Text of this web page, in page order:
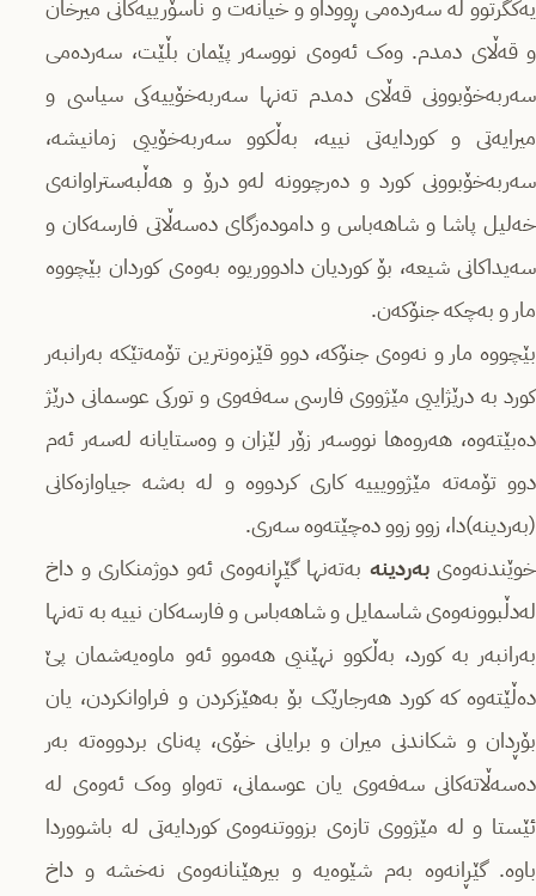
یەکگرتوو لە سەردەمی ڕووداو و خیانەت و ناسۆرییەکانی میرخان
و قەڵای دمدم. وەک ئەوەی نووسەر پێمان بڵێت، سەردەمی
سەربەخۆبوونی قەڵای دمدم تەنها سەربەخۆییەکی سیاسی و
میرایەتی و کوردایەتی نییە، بەڵکوو سەربەخۆییی زمانیشە،
سەربەخۆبوونی کورد و دەرچوونە لەو درۆ و هەڵبەستراوانەی
خەلیل پاشا و شاهەباس و دامودەزگای دەسەڵاتی فارسەکان و
سەیداکانی شیعە، بۆ کوردیان دادووریوە بەوەی کوردان بێچووە
مار و بەچکە جنۆکەن.
بێچووە مار و نەوەی جنۆکە، دوو قێزەونترین تۆمەتێکە بەرانبەر
کورد بە درێژاییی مێژووی فارسی سەفەوی و تورکی عوسمانی درێژ
دەبێتەوە، هەروەها نووسەر زۆر لێزان و وەستایانە لەسەر ئەم
دوو تۆمەتە مێژوویییە کاری کردووە و لە بەشە جیاوازەکانی
(بەردینە)دا، زوو زوو دەچێتەوە سەری.
خوێندنەوەیبەردینە بەتەنها گێڕانەوەی ئەو دوژمنکاری و داخ
لەدڵبوونەوەی شاسمایل و شاهەباس و فارسەکان نییە بە تەنها
بەرانبەر بە کورد، بەڵکوو نهێنیی هەموو ئەو ماوەیەشمان پێ
دەڵێتەوە کە کورد هەرجارێک بۆ بەهێزکردن و فراوانکردن، یان
بۆڕدان و شکاندنی میران و برایانی خۆی، پەنای بردووەتە بەر
دەسەڵاتەکانی سەفەوی یان عوسمانی، تەواو وەک ئەوەی لە
ئێستا و لە مێژووی تازەی بزووتنەوەی کوردایەتی لە باشووردا
باوە. گێڕانەوە بەم شێوەیە و بیرهێنانەوەی نەخشە و داخ